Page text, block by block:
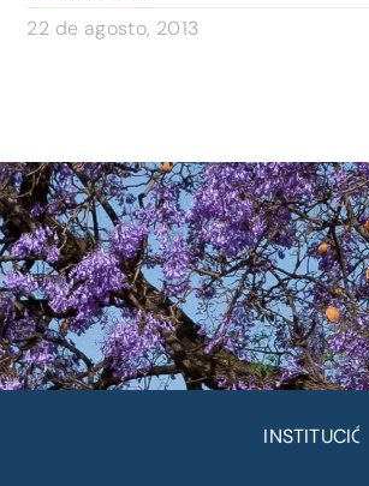
22 de agosto, 2013
INSTITUCIÓN